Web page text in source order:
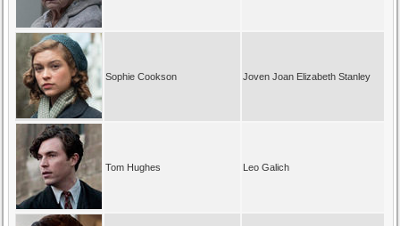
Sophie Cookson Joven Joan Elizabeth Stanley
Tom Hughes Leo Galich